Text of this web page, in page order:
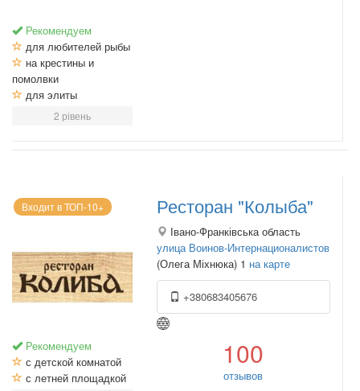
Рекомендуем
для любителей рыбы
на крестины и
помолвки
для элиты
2 рівень
Входит в ТОП-10+
Рекомендуем
с детской комнатой
с летней площадкой
Ресторан "Колыба"
Івано-Франківська область
улица Воинов-Интернационалистов
(Олега Міхнюка) 1 на карте
+380683405676
100
отзывов